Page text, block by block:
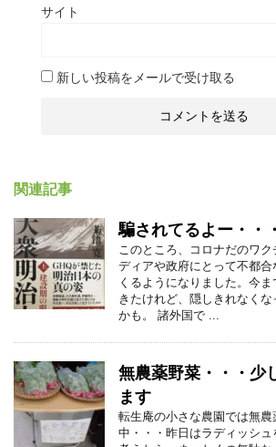
サイト
新しい投稿をメールで受け取る
関連記事
騙されてるよー・・・
このところ、コロナだのワ
ディアや政府にとって不都
くるようになりました。今
きたけれど、隠しきれなく
かも。 諸外国で ...
無農薬野菜・・・少
ます
転生庵の小さな農園では無
中・・・昨日はラディッシ